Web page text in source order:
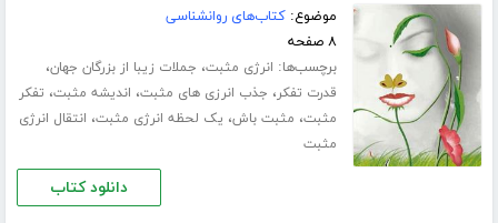
موضوع:کتاب‌های روانشناسی
۸ صفحه
برچسب‌ها: انرژی مثبت، جملات زیبا از بزرگان جهان،
قدرت تفکر، جذب انرزی های مثبت، اندیشه مثبت، تفکر
مثبت، مثبت باش، یک لحظه انرژی مثبت، انتقال انرژی
مثبت
دانلود کتاب